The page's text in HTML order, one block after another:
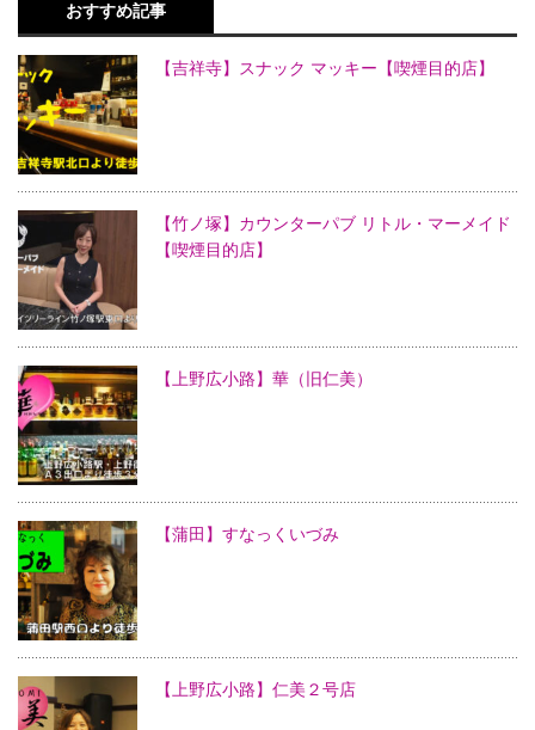
おすすめ記事
【吉祥寺】スナック マッキー【喫煙目的店】
【竹ノ塚】カウンターパブ リトル・マーメイド
【喫煙目的店】
【上野広小路】華（旧仁美）
【蒲田】すなっくいづみ
【上野広小路】仁美２号店